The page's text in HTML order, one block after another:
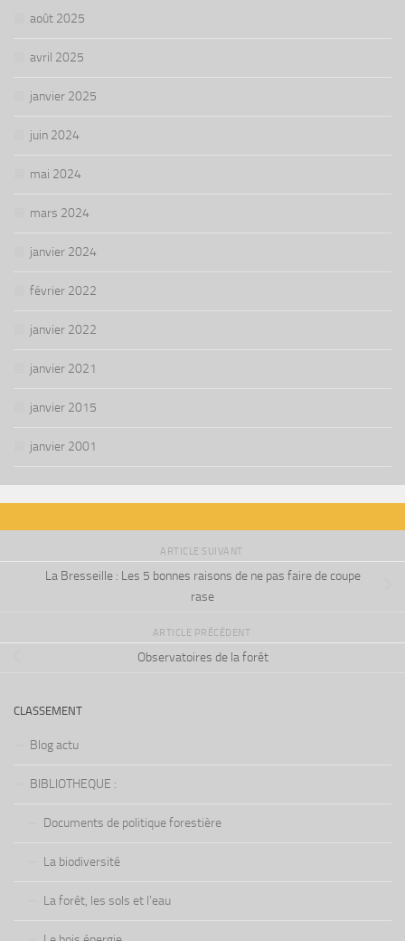
août 2025
avril 2025
janvier 2025
juin 2024
mai 2024
mars 2024
janvier 2024
février 2022
janvier 2022
janvier 2021
janvier 2015
janvier 2001
ARTICLE SUIVANT
La Bresseille : Les 5 bonnes raisons de ne pas faire de coupe
rase
ARTICLE PRÉCÉDENT
Observatoires de la forêt
CLASSEMENT
Blog actu
BIBLIOTHEQUE :
Documents de politique forestière
La biodiversité
La forêt, les sols et l’eau